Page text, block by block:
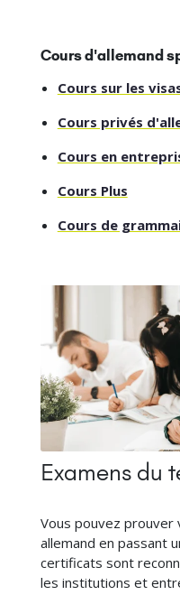
Cours d'allemand
Cours sur les
Cours privés
Cours en
Cours Plus
Cours de
Examens du
Vous pouvez prouver
allemand en passant
certificats sont
les institutions et